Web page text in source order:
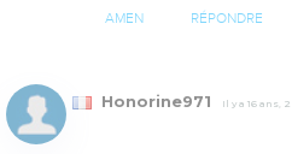
AMEN RÉPONDRE
Honorine971 Il y a 16 ans,